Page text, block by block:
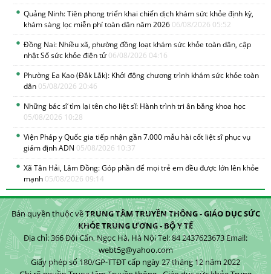
Quảng Ninh: Tiên phong triển khai chiến dịch khám sức khỏe định kỳ,
khám sàng lọc miễn phí toàn dân năm 2026 06/08/2026 05:52
Đồng Nai: Nhiều xã, phường đồng loạt khám sức khỏe toàn dân, cập
nhật Sổ sức khỏe điện tử06/08/2026 04:16
Phường Ea Kao (Đắk Lắk): Khởi động chương trình khám sức khỏe toàn
dân 05/08/2026 20:46
Những bác sĩ tìm lại tên cho liệt sĩ: Hành trình tri ân bằng khoa học
05/08/2026 10:28
Viện Pháp y Quốc gia tiếp nhận gần 7.000 mẫu hài cốt liệt sĩ phục vụ
giám định ADN 05/08/2026 10:37
Xã Tân Hải, Lâm Đồng: Góp phần để mọi trẻ em đều được lớn lên khỏe
mạnh 05/08/2026 09:14
Bản quyền thuộc vềTRUNG TÂM TRUYỀN THÔNG - GIÁO DỤC SỨC
KHỎE TRUNG ƯƠNG - BỘ Y TẾ
Địa chỉ: 366 Đội Cấn, Ngọc Hà, Hà Nội Tel: 84 2437623673 Email:
webt5g@yahoo.com
Giấy phép số 180/GP-TTĐT cấp ngày 27 tháng 12 năm 2022